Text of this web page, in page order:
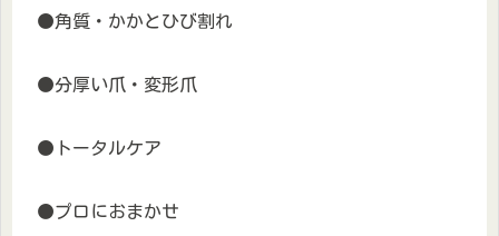
●角質・かかとひび割れ
●分厚い爪・変形爪
●トータルケア
●プロにおまかせ